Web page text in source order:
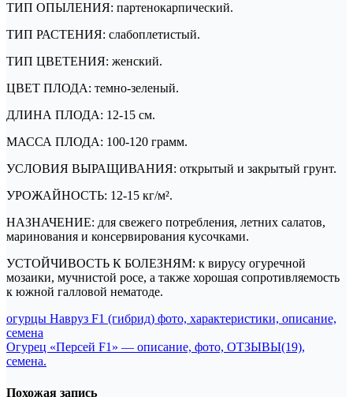
ТИП ОПЫЛЕНИЯ: партенокарпический.
ТИП РАСТЕНИЯ: слабоплетистый.
ТИП ЦВЕТЕНИЯ: женский.
ЦВЕТ ПЛОДА: темно-зеленый.
ДЛИНА ПЛОДА: 12-15 см.
МАССА ПЛОДА: 100-120 грамм.
УСЛОВИЯ ВЫРАЩИВАНИЯ: открытый и закрытый грунт.
УРОЖАЙНОСТЬ: 12-15 кг/м².
НАЗНАЧЕНИЕ: для свежего потребления, летних салатов,
маринования и консервирования кусочками.
УСТОЙЧИВОСТЬ К БОЛЕЗНЯМ: к вирусу огуречной
мозаики, мучнистой росе, а также хорошая сопротивляемость
к южной галловой нематоде.
Навигация
по
записям
огурцы Навруз F1 (гибрид) фото, характеристики, описание,
семена
Огурец «Персей F1» — описание, фото, ОТЗЫВЫ(19),
семена.
Похожая запись